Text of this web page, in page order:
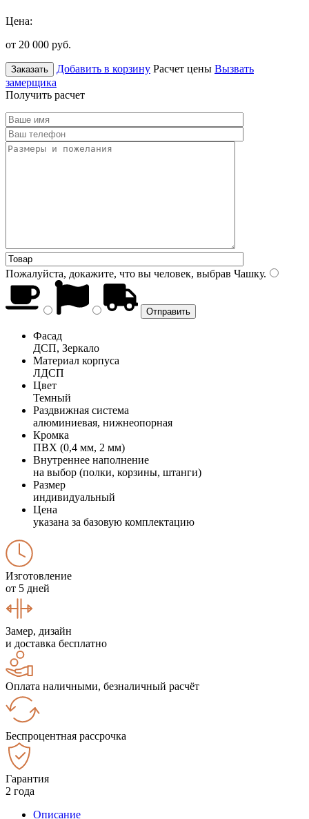
Цена:
от 20 000 руб.
Заказать Добавить в корзину Расчет цены Вызвать
замерщика
Получить расчет
Пожалуйста, докажите, что вы человек, выбрав Чашку.
Фасад
ДСП, Зеркало
Материал корпуса
ЛДСП
Цвет
Темный
Раздвижная система
алюминиевая, нижнеопорная
Кромка
ПВХ (0,4 мм, 2 мм)
Внутреннее наполнение
на выбор (полки, корзины, штанги)
Размер
индивидуальный
Цена
указана за базовую комплектацию
Изготовление
от 5 дней
Замер, дизайн
и доставка бесплатно
Оплата наличными, безналичный расчёт
Беспроцентная рассрочка
Гарантия
2 года
Описание